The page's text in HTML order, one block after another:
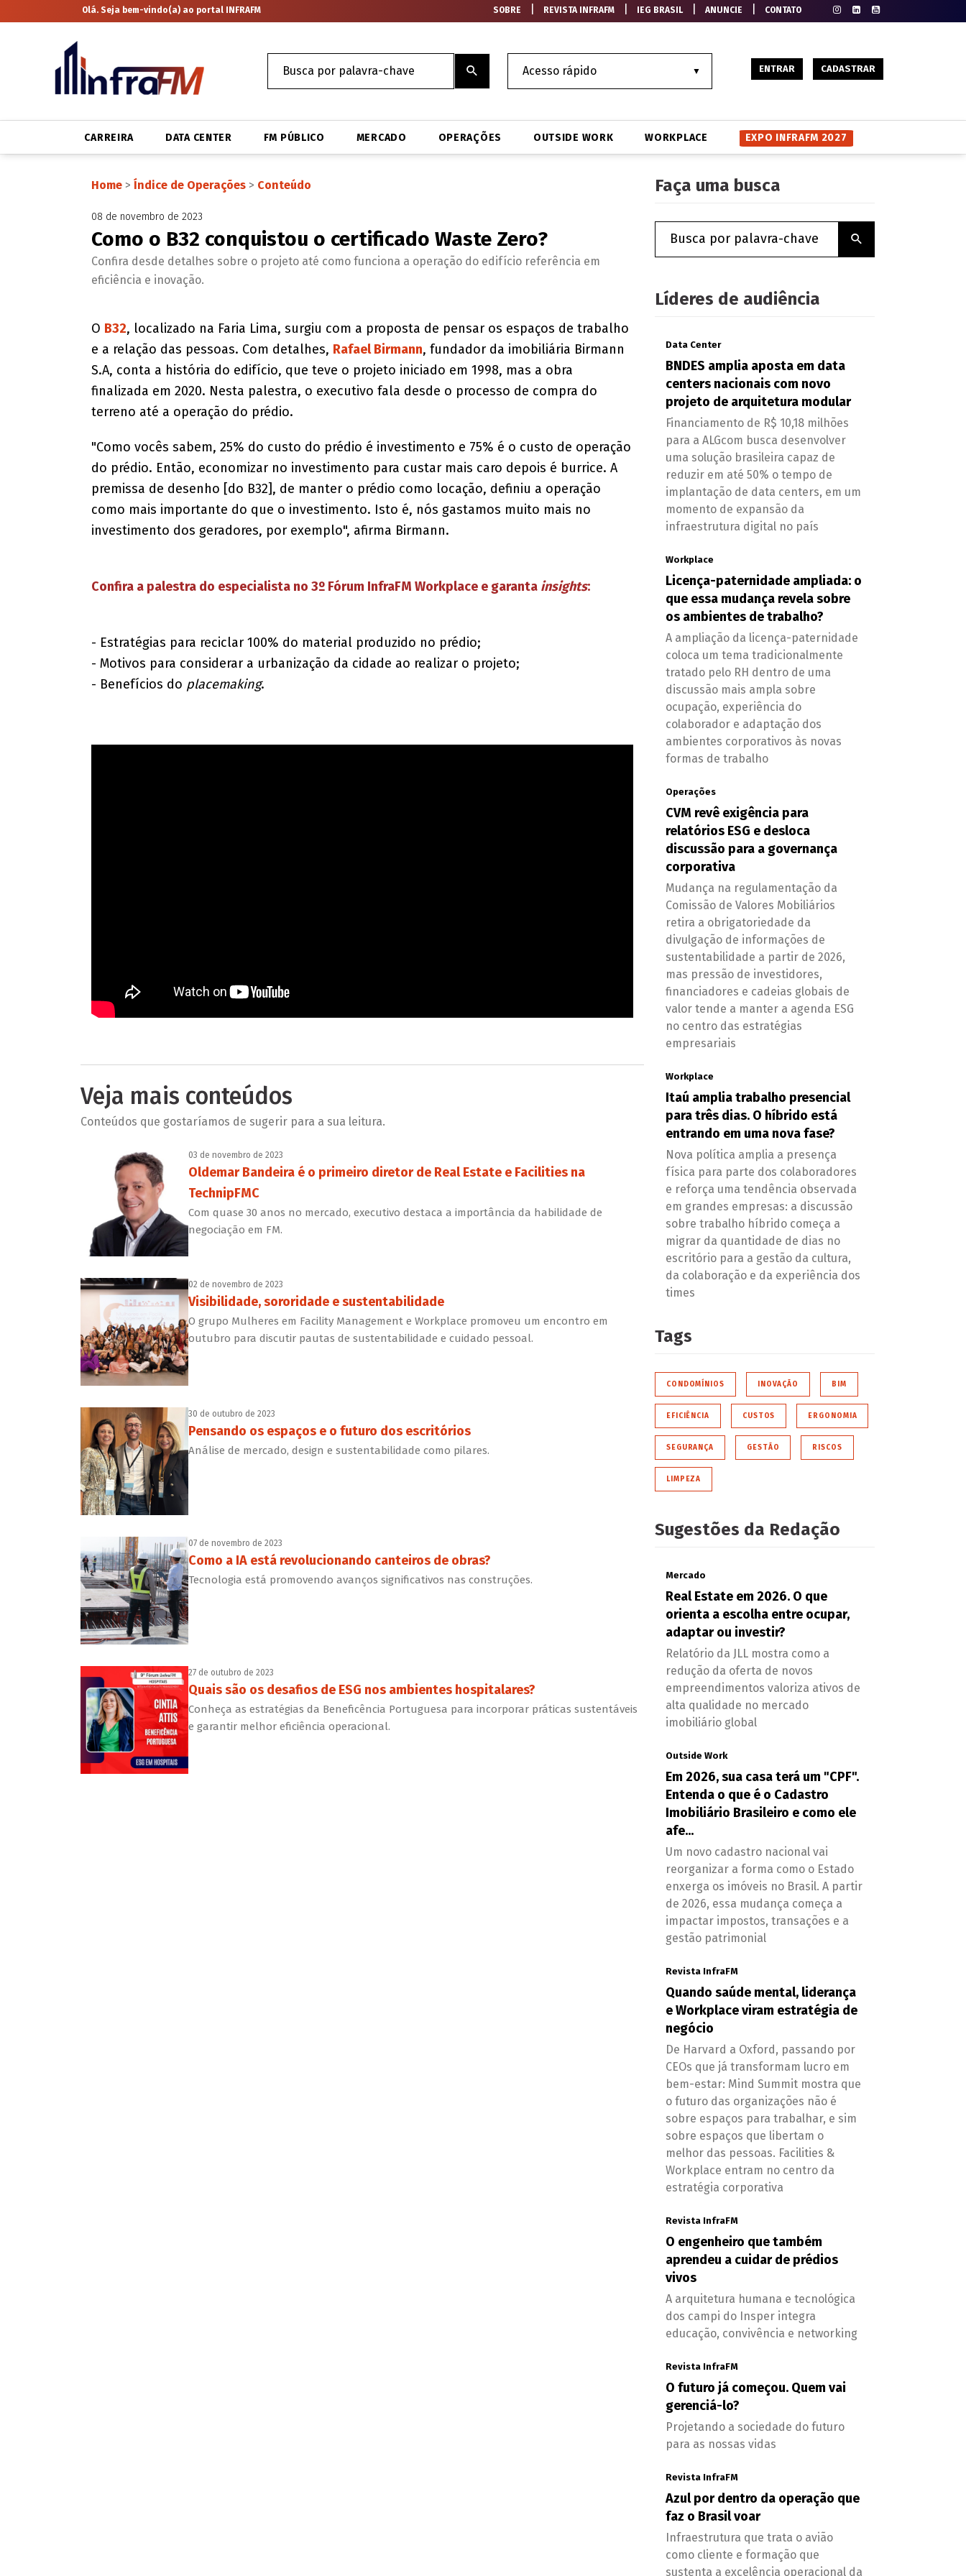
Olá. Seja bem-vindo(a) ao portal INFRAFM SOBRE REVISTA INFRAFM IEG BRASIL|ANUNCIE CONTATO
ENTRAR CADASTRAR
CARREIRA DATA CENTER FM PÚBLICO MERCADO OPERAÇÕES OUTSIDE WORK WORKPLACE EXPO INFRAFM 2027
Home> Índice de Operações> Conteúdo
08 de novembro de 2023
Como o B32 conquistou o certificado Waste Zero?
Confira desde detalhes sobre o projeto até como funciona a operação do edifício referência em
eficiência e inovação.
O B32, localizado na Faria Lima, surgiu com a proposta de pensar os espaços de trabalho
e a relação das pessoas. Com detalhes, Rafael Birmann, fundador da imobiliária Birmann
S.A, conta a história do edifício, que teve o projeto iniciado em 1998, mas a obra
finalizada em 2020. Nesta palestra, o executivo fala desde o processo de compra do
terreno até a operação do prédio.
"Como vocês sabem, 25% do custo do prédio é investimento e 75% é o custo de operação
do prédio. Então, economizar no investimento para custar mais caro depois é burrice. A
premissa de desenho [do B32], de manter o prédio como locação, definiu a operação
como mais importante do que o investimento. Isto é, nós gastamos muito mais no
investimento dos geradores, por exemplo", afirma Birmann.
Confira a palestra do especialista no 3º Fórum InfraFM Workplace e garanta insights:
- Estratégias para reciclar 100% do material produzido no prédio;
- Motivos para considerar a urbanização da cidade ao realizar o projeto;
- Benefícios do placemaking.
Veja mais conteúdos
Conteúdos que gostaríamos de sugerir para a sua leitura.
03 de novembro de 2023
Oldemar Bandeira é o primeiro diretor de Real Estate e Facilities na
TechnipFMC
Com quase 30 anos no mercado, executivo destaca a importância da habilidade de
negociação em FM.
02 de novembro de 2023
Visibilidade, sororidade e sustentabilidade
O grupo Mulheres em Facility Management e Workplace promoveu um encontro em
outubro para discutir pautas de sustentabilidade e cuidado pessoal.
30 de outubro de 2023
Pensando os espaços e o futuro dos escritórios
Análise de mercado, design e sustentabilidade como pilares.
07 de novembro de 2023
Como a IA está revolucionando canteiros de obras?
Tecnologia está promovendo avanços significativos nas construções.
27 de outubro de 2023
Quais são os desafios de ESG nos ambientes hospitalares?
Conheça as estratégias da Beneficência Portuguesa para incorporar práticas sustentáveis
e garantir melhor eficiência operacional.
Faça uma busca
Líderes de audiência
Data Center
BNDES amplia aposta em data
centers nacionais com novo
projeto de arquitetura modular
Financiamento de R$ 10,18 milhões
para a ALGcom busca desenvolver
uma solução brasileira capaz de
reduzir em até 50% o tempo de
implantação de data centers, em um
momento de expansão da
infraestrutura digital no país
Workplace
Licença-paternidade ampliada: o
que essa mudança revela sobre
os ambientes de trabalho?
A ampliação da licença-paternidade
coloca um tema tradicionalmente
tratado pelo RH dentro de uma
discussão mais ampla sobre
ocupação, experiência do
colaborador e adaptação dos
ambientes corporativos às novas
formas de trabalho
Operações
CVM revê exigência para
relatórios ESG e desloca
discussão para a governança
corporativa
Mudança na regulamentação da
Comissão de Valores Mobiliários
retira a obrigatoriedade da
divulgação de informações de
sustentabilidade a partir de 2026,
mas pressão de investidores,
financiadores e cadeias globais de
valor tende a manter a agenda ESG
no centro das estratégias
empresariais
Workplace
Itaú amplia trabalho presencial
para três dias. O híbrido está
entrando em uma nova fase?
Nova política amplia a presença
física para parte dos colaboradores
e reforça uma tendência observada
em grandes empresas: a discussão
sobre trabalho híbrido começa a
migrar da quantidade de dias no
escritório para a gestão da cultura,
da colaboração e da experiência dos
times
Tags
CONDOMÍNIOS INOVAÇÃO BIM
EFICIÊNCIA CUSTOS ERGONOMIA
SEGURANÇA GESTÃO RISCOS
LIMPEZA
Sugestões da Redação
Mercado
Real Estate em 2026. O que
orienta a escolha entre ocupar,
adaptar ou investir?
Relatório da JLL mostra como a
redução da oferta de novos
empreendimentos valoriza ativos de
alta qualidade no mercado
imobiliário global
Outside Work
Em 2026, sua casa terá um "CPF".
Entenda o que é o Cadastro
Imobiliário Brasileiro e como ele
afe...
Um novo cadastro nacional vai
reorganizar a forma como o Estado
enxerga os imóveis no Brasil. A partir
de 2026, essa mudança começa a
impactar impostos, transações e a
gestão patrimonial
Revista InfraFM
Quando saúde mental, liderança
e Workplace viram estratégia de
negócio
De Harvard a Oxford, passando por
CEOs que já transformam lucro em
bem-estar: Mind Summit mostra que
o futuro das organizações não é
sobre espaços para trabalhar, e sim
sobre espaços que libertam o
melhor das pessoas. Facilities &
Workplace entram no centro da
estratégia corporativa
Revista InfraFM
O engenheiro que também
aprendeu a cuidar de prédios
vivos
A arquitetura humana e tecnológica
dos campi do Insper integra
educação, convivência e networking
Revista InfraFM
O futuro já começou. Quem vai
gerenciá-lo?
Projetando a sociedade do futuro
para as nossas vidas
Revista InfraFM
Azul por dentro da operação que
faz o Brasil voar
Infraestrutura que trata o avião
como cliente e formação que
sustenta a excelência operacional da